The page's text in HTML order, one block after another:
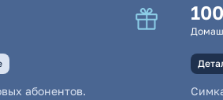
абонентов.
100